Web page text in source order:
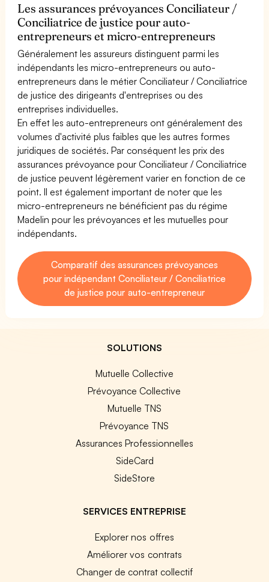
Les assurances prévoyances Conciliateur /
Conciliatrice de justice pour auto-
entrepreneurs et micro-entrepreneurs
Généralement les assureurs distinguent parmi les
indépendants les micro-entrepreneurs ou auto-
entrepreneurs dans le métier Conciliateur / Conciliatrice
de justice des dirigeants d'entreprises ou des
entreprises individuelles.
En effet les auto-entrepreneurs ont généralement des
volumes d'activité plus faibles que les autres formes
juridiques de sociétés. Par conséquent les prix des
assurances prévoyance pour Conciliateur / Conciliatrice
de justice peuvent légèrement varier en fonction de ce
point. Il est également important de noter que les
micro-entrepreneurs ne bénéficient pas du régime
Madelin pour les prévoyances et les mutuelles pour
indépendants.
Comparatif des assurances prévoyances
pour indépendant Conciliateur / Conciliatrice
de justice pour auto-entrepreneur
SOLUTIONS
Mutuelle Collective
Prévoyance Collective
Mutuelle TNS
Prévoyance TNS
Assurances Professionnelles
SideCard
SideStore
SERVICES ENTREPRISE
Explorer nos offres
Améliorer vos contrats
Changer de contrat collectif